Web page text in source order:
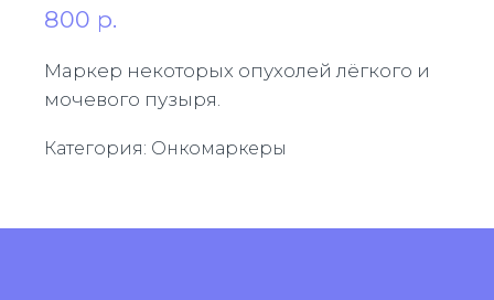
800 р.
Маркер некоторых опухолей лёгкого и
мочевого пузыря.
Категория: Онкомаркеры